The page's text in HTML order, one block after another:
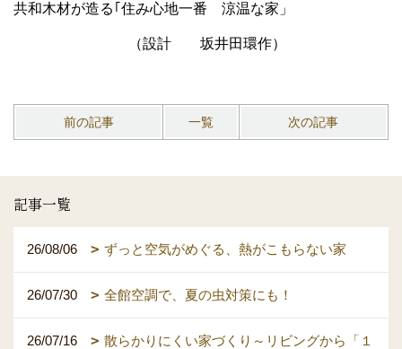
共和木材が造る｢住み心地一番 涼温な家」
（設計 坂井田環作）
前の記事 一覧 次の記事
記事一覧
26/08/06 ずっと空気がめぐる、熱がこもらない家
26/07/30 全館空調で、夏の虫対策にも！
26/07/16
散らかりにくい家づくり～リビングから「１